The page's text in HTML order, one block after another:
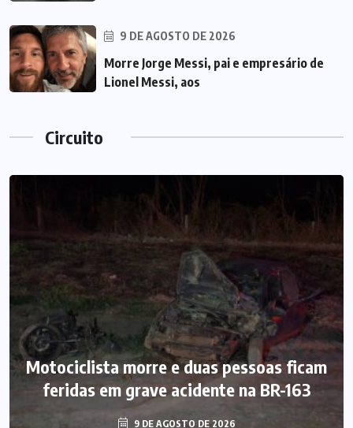
9 DE AGOSTO DE 2026
Morre Jorge Messi, pai e empresário de
Lionel Messi, aos
Circuito
Motociclista morre e duas pessoas ficam
feridas em grave acidente na BR-163
9 DE AGOSTO DE 2026